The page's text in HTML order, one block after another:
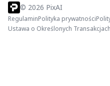
© 2026 PixAI
RegulaminPolityka prywatności
Ustawa o Określonych